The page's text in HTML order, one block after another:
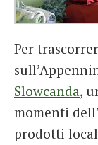
Per
Slowcanda,
momenti
prodotti